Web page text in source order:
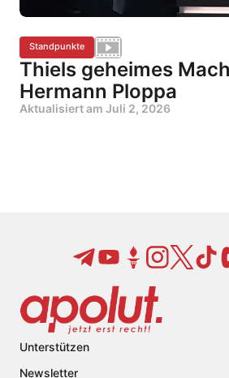
Standpunkte
Thiels geheimes
Hermann Ploppa
Aktualisiert am Juli 2, 2026
Unterstützen
Newsletter